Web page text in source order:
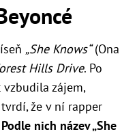
„She Knows“(Ona
Hills Drive. Po
zájem,
že v ní rapper
Podle nich název „She